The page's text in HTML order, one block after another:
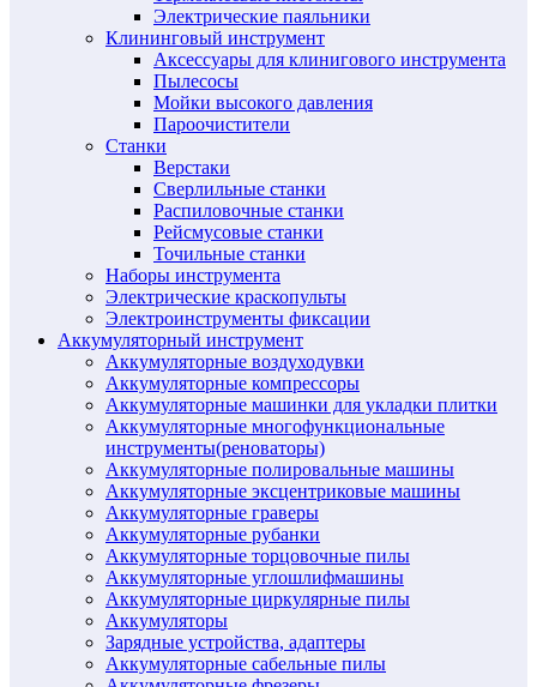
Электрические паяльники
Клининговый инструмент
Аксессуары для клинигового инструмента
Пылесосы
Мойки высокого давления
Пароочистители
Станки
Верстаки
Сверлильные станки
Распиловочные станки
Рейсмусовые станки
Точильные станки
Наборы инструмента
Электрические краскопульты
Электроинструменты фиксации
Аккумуляторный инструмент
Аккумуляторные воздуходувки
Аккумуляторные компрессоры
Аккумуляторные машинки для укладки плитки
Аккумуляторные многофункциональные
инструменты(реноваторы)
Аккумуляторные полировальные машины
Аккумуляторные эксцентриковые машины
Аккумуляторные граверы
Аккумуляторные рубанки
Аккумуляторные торцовочные пилы
Аккумуляторные углошлифмашины
Аккумуляторные циркулярные пилы
Аккумуляторы
Зарядные устройства, адаптеры
Аккумуляторные сабельные пилы